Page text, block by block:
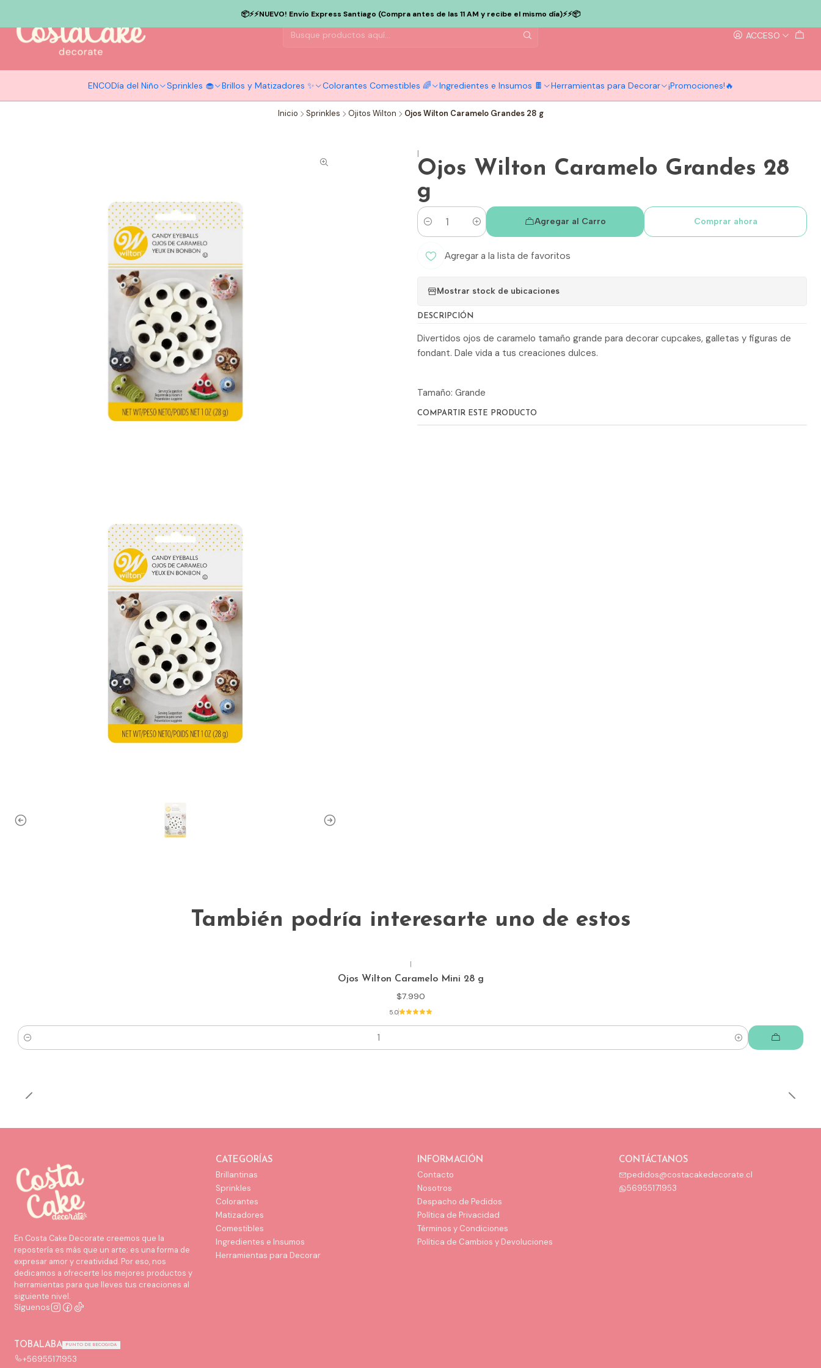
ACCESO
ENCODía del Niño Sprinkles 🧁 Brillos y Matizadores ✨ Colorantes Comestibles 🌈 Ingredientes e Insumos 🍫 Herramientas para Decorar ¡Promociones!🔥
📦⚡️⚡️NUEVO! Envío Express Santiago (Compra antes de las 11 AM y recibe el mismo día)⚡️⚡️📦
Inicio Sprinkles Ojitos Wilton Ojos Wilton Caramelo Grandes 28 g
|
Ojos Wilton Caramelo Grandes 28
g
Cantidad
Agregar al Carro Comprar ahora
Agregar a la lista de favoritos
Mostrar stock de ubicaciones
DESCRIPCIÓN
Divertidos ojos de caramelo tamaño grande para decorar cupcakes, galletas y figuras de
fondant. Dale vida a tus creaciones dulces.
Tamaño: Grande
COMPARTIR ESTE PRODUCTO
También podría interesarte uno de estos
|
Ojos Wilton Caramelo Mini 28 g
$7.990
5.0
Cantidad
En Costa Cake Decorate creemos que la
repostería es más que un arte; es una forma de
expresar amor y creatividad. Por eso, nos
dedicamos a ofrecerte los mejores productos y
herramientas para que lleves tus creaciones al
siguiente nivel.
Síguenos
CATEGORÍAS
Brillantinas
Sprinkles
Colorantes
Matizadores
Comestibles
Ingredientes e Insumos
Herramientas para Decorar
INFORMACIÓN
Contacto
Nosotros
Despacho de Pedidos
Política de Privacidad
Términos y Condiciones
Política de Cambios y Devoluciones
CONTÁCTANOS
pedidos@costacakedecorate.cl
56955171953
TOBALABA PUNTO DE RECOGIDA
+56955171953